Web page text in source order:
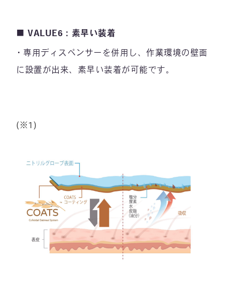
■ VALUE6：素早い装着
専用ディスペンサーを併用し、作業環境の壁面
に設置が出来、素早い装着が可能です。
(※1)